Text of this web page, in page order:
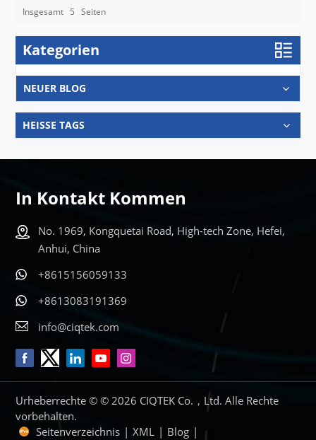
Insgesamt 5 Seiten
Kategorien
NEUER BLOG
HEISSE TAGS
In Kontakt Kommen
No. 1969, Kongquetai Road, High-tech Zone, Hefei,
Anhui, China
+8615156059133
+8613083191369
info@ciqtek.com
Urheberrechte © © 2026 CIQTEK Co.，Ltd. Alle Rechte
vorbehalten.
Seitenverzeichnis | XML | Blog |